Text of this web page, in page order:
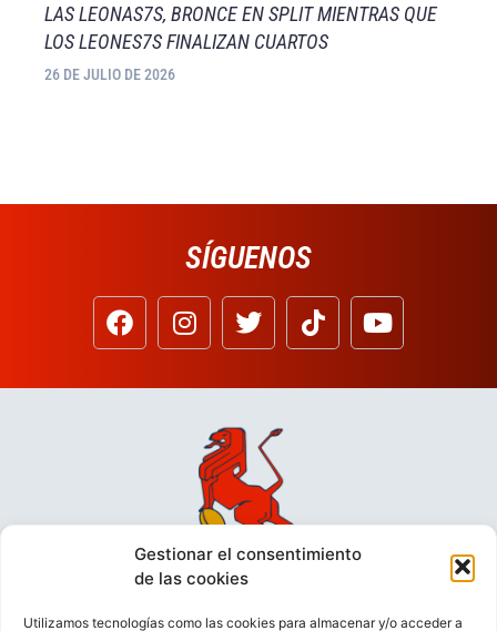
Gestionar el consentimiento
de las cookies
Utilizamos tecnologías como las cookies para almacenar y/o acceder a
LAS LEONAS7S, BRONCE EN SPLIT MIENTRAS QUE
LOS LEONES7S FINALIZAN CUARTOS
26 DE JULIO DE 2026
SÍGUENOS